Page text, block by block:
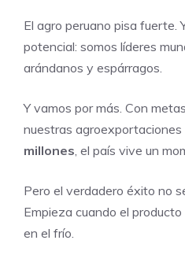
El agro peruano pisa fuerte.
potencial: somos líderes
arándanos y espárragos.
Y vamos por más. Con
nuestras agroexportaciones
millones, el país vive un
Pero el verdadero éxito no
Empieza cuando el
en el frío.